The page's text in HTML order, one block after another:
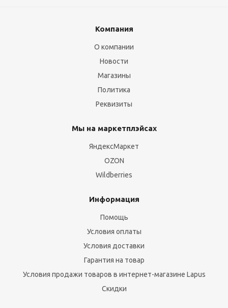
Компания
О компании
Новости
Магазины
Политика
Реквизиты
Мы на маркетплэйсах
ЯндексМаркет
OZON
Wildberries
Информация
Помощь
Условия оплаты
Условия доставки
Гарантия на товар
Условия продажи товаров в интернет-магазине Lapus
Скидки